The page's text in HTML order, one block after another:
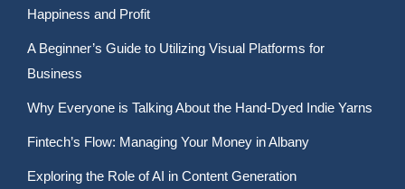
Happiness and Profit
A Beginner’s Guide to Utilizing Visual Platforms for
Business
Why Everyone is Talking About the Hand-Dyed Indie Yarns
Fintech’s Flow: Managing Your Money in Albany
Exploring the Role of AI in Content Generation